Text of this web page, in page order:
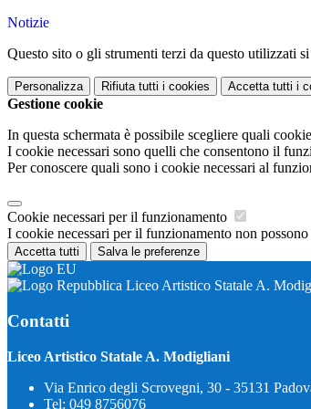
Notizie
Questo sito o gli strumenti terzi da questo utilizzati
Personalizza Rifiuta tutti i cookies Accetta tutti i
Gestione cookie
In questa schermata è possibile scegliere quali
I cookie necessari sono quelli che consentono il
Per conoscere quali sono i cookie necessari al
Cookie necessari per il funzionamento
I cookie necessari per il funzionamento non
Accetta tutti Salva le preferenze
Liceo Artistico Statale A.
Contatti
Liceo Artistico Statale A. Modigliani
Via Enrico degli Scrovegni, 30 - 35131
Tel: 049 8756076